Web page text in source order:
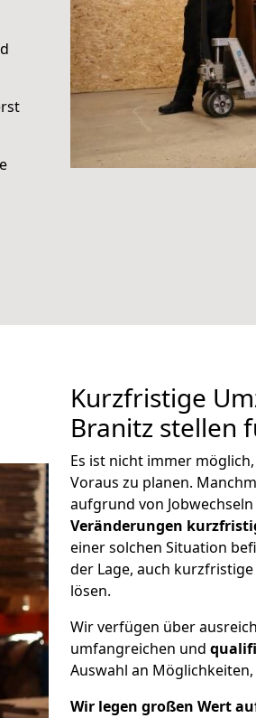
Kurzfristige
Branitz stellen
Es ist nicht immer
Voraus zu planen.
aufgrund von
Veränderungen
einer solchen Situation
der Lage, auch
lösen.
Wir verfügen über
umfangreichen und
Auswahl an
Wir legen großen Wert